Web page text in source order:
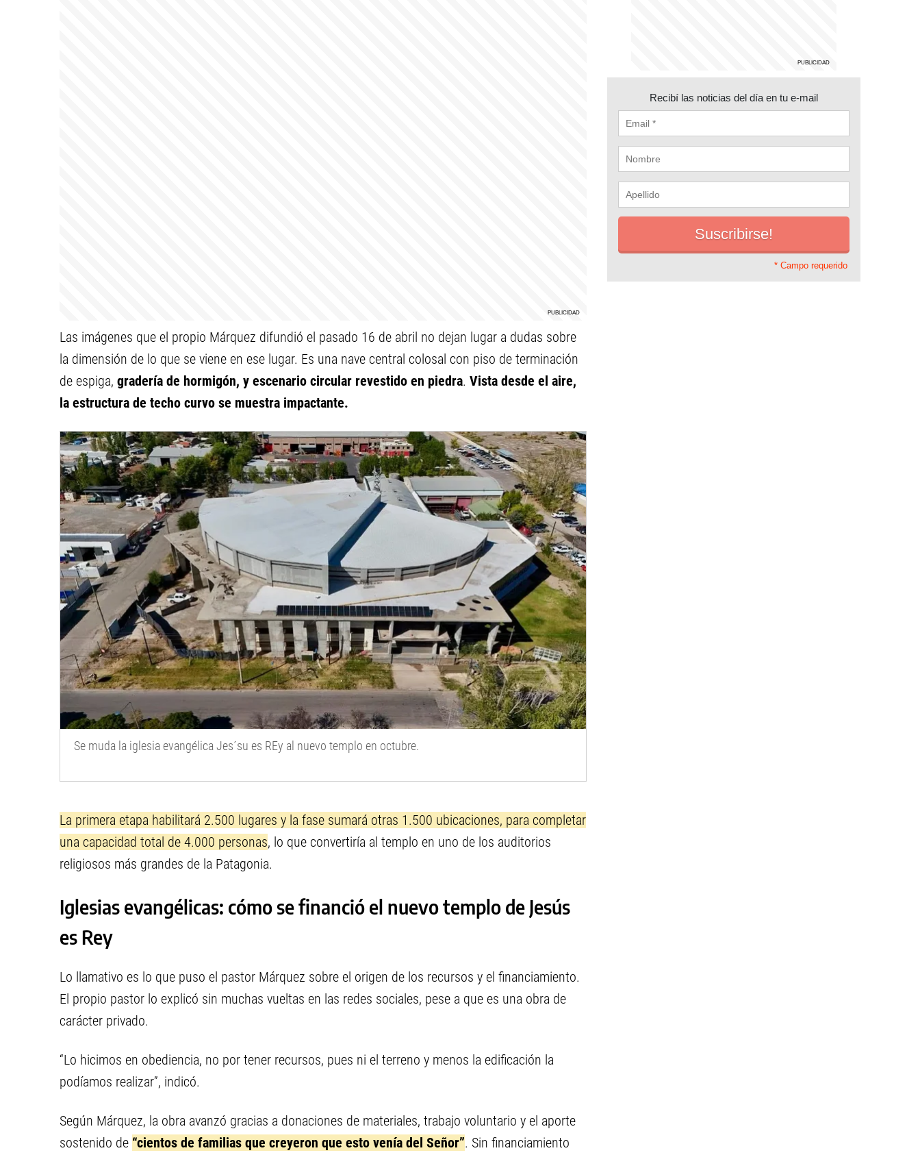
Las imágenes que el propio Márquez difundió el pasado 16 de abril no dejan lugar a dudas sobre
la dimensión de lo que se viene en ese lugar. Es una nave central colosal con piso de terminación
de espiga, gradería de hormigón, y escenario circular revestido en piedra. Vista desde el aire,
la estructura de techo curvo se muestra impactante.
Se muda la iglesia evangélica Jes´su es REy al nuevo templo en octubre.
La primera etapa habilitará 2.500 lugares y la fase sumará otras 1.500 ubicaciones, para completar
una capacidad total de 4.000 personas, lo que convertiría al templo en uno de los auditorios
religiosos más grandes de la Patagonia.
Iglesias evangélicas: cómo se financió el nuevo templo de Jesús
es Rey
Lo llamativo es lo que puso el pastor Márquez sobre el origen de los recursos y el financiamiento.
El propio pastor lo explicó sin muchas vueltas en las redes sociales, pese a que es una obra de
carácter privado.
“Lo hicimos en obediencia, no por tener recursos, pues ni el terreno y menos la edificación la
podíamos realizar”, indicó.
Según Márquez, la obra avanzó gracias a donaciones de materiales, trabajo voluntario y el aporte
sostenido de “cientos de familias que creyeron que esto venía del Señor”. Sin financiamiento
Recibí las noticias del día en tu e-mail
* Campo requerido